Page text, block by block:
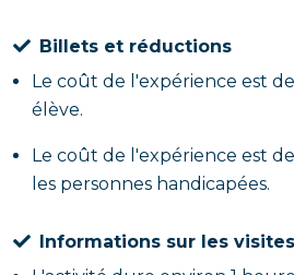
Billets et réductions
Le coût de l'expérience est
élève.
Le coût de l'expérience est
les personnes handicapées.
Informations sur les visites